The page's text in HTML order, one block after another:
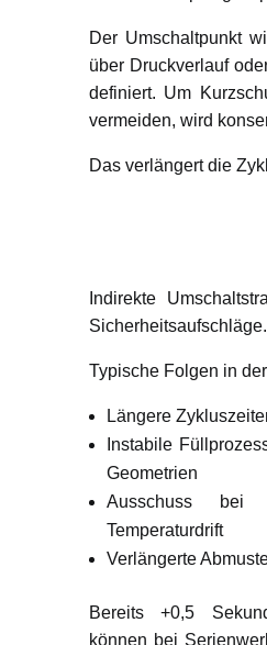
Der Umschaltpunkt
über Druckverlauf
definiert. Um
vermeiden, wird
Das verlängert die
Indirekte
Sicherheitsaufschläge.
Typische Folgen in
Längere
Instabile
Geometrien
Ausschuss bei
Temperaturdrift
Verlängerte
Bereits +0,5
können bei